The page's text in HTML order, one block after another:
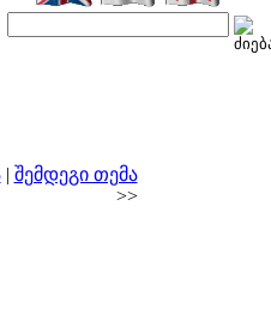
| შემდეგი თემა
>>